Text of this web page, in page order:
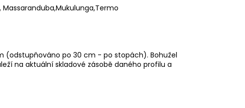
, Massaranduba,Mukulunga,Termo
(odstupňováno po 30 cm - po stopách). Bohužel
na aktuální skladové zásobě daného profilu a
BARRIQUE